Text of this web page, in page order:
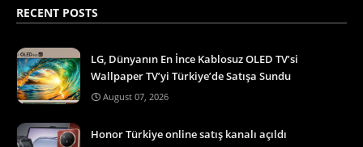
RECENT POSTS
LG, Dünyanın En İnce Kablosuz OLED TV’si
Wallpaper TV’yi Türkiye’de Satışa Sundu
August 07, 2026
Honor Türkiye online satış kanalı açıldı